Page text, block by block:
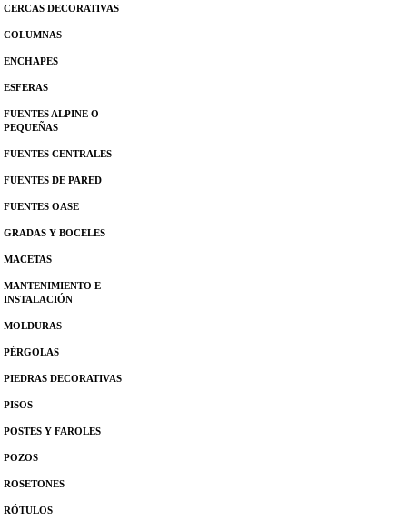
CERCAS DECORATIVAS
COLUMNAS
ENCHAPES
ESFERAS
FUENTES ALPINE O
PEQUEÑAS
FUENTES CENTRALES
FUENTES DE PARED
FUENTES OASE
GRADAS Y BOCELES
MACETAS
MANTENIMIENTO E
INSTALACIÓN
MOLDURAS
PÉRGOLAS
PIEDRAS DECORATIVAS
PISOS
POSTES Y FAROLES
POZOS
ROSETONES
RÓTULOS